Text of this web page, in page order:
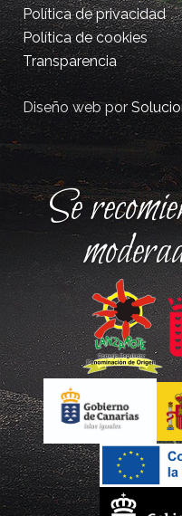
Política de privacidad
Política de cookies
Transparencia
Diseño web por
Se